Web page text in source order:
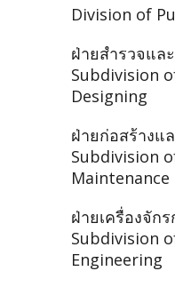
Division of
ฝ่ายสำรวจแล
Subdivision
Designing
ฝ่ายก่อสร้างแ
Subdivision
Maintenance
ฝ่ายเครื่องจักร
Subdivision
Engineering